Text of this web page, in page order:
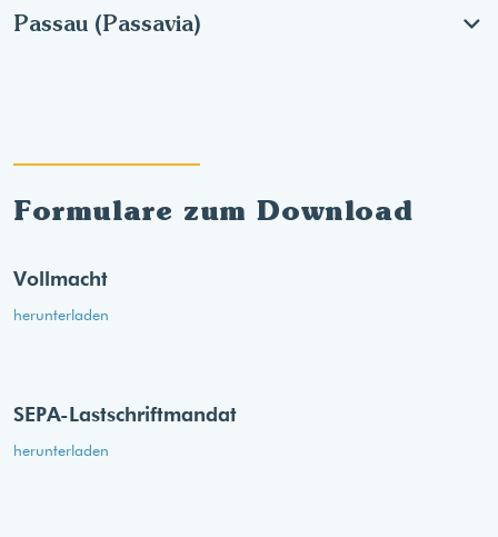
Passau (Passavia)
Formulare zum Download
Vollmacht
herunterladen
SEPA-Lastschriftmandat
herunterladen